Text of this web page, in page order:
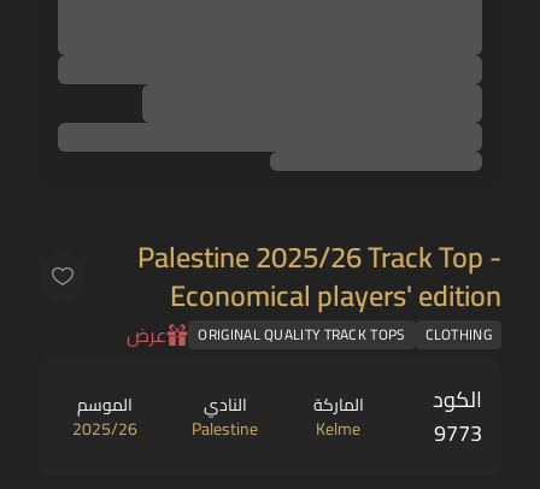
Palestine 2025/26 Track Top -
Economical players' edition
CLOTHING
ORIGINAL QUALITY TRACK TOPS عرض
الكود
9773
الماركة
Kelme
النادي
Palestine
الموسم
2025/26